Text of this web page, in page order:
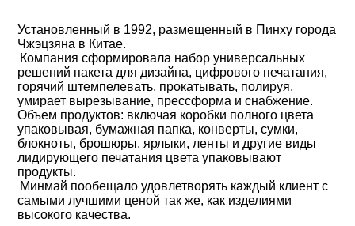
Установленный в 1992, размещенный в Пинху города
Чжэцзяна в Китае.
Компания сформировала набор универсальных
решений пакета для дизайна, цифрового печатания,
горячий штемпелевать, прокатывать, полируя,
умирает вырезывание, прессформа и снабжение.
Объем продуктов: включая коробки полного цвета
упаковывая, бумажная папка, конверты, сумки,
блокноты, брошюры, ярлыки, ленты и другие виды
лидирующего печатания цвета упаковывают
продукты.
Минмай пообещало удовлетворять каждый клиент с
самыми лучшими ценой так же, как изделиями
высокого качества.